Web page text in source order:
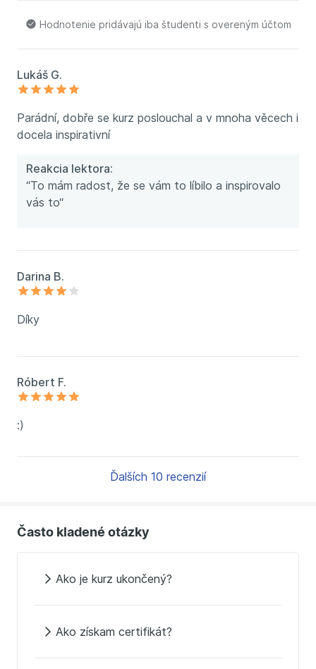
Hodnotenie pridávajú iba študenti s overeným účtom
Lukáš G.
Parádní, dobře se kurz poslouchal a v mnoha věcech i
docela inspirativní
Reakcia lektora:
“To mám radost, že se vám to líbilo a inspirovalo
vás to“
Darina B.
Díky
Róbert F.
:)
Ďalších 10 recenzií
Často kladené otázky
Ako je kurz ukončený?
Ako získam certifikát?